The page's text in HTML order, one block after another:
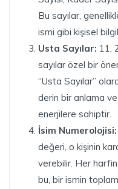
Bu sayılar,
ismi gibi kişisel
Usta Sayılar: 11,
sayılar özel bir
“Usta Sayılar”
derin bir anlama
enerjilere sahiptir.
İsim Numerolojisi:
değeri, o kişinin
verebilir. Her
bu, bir ismin